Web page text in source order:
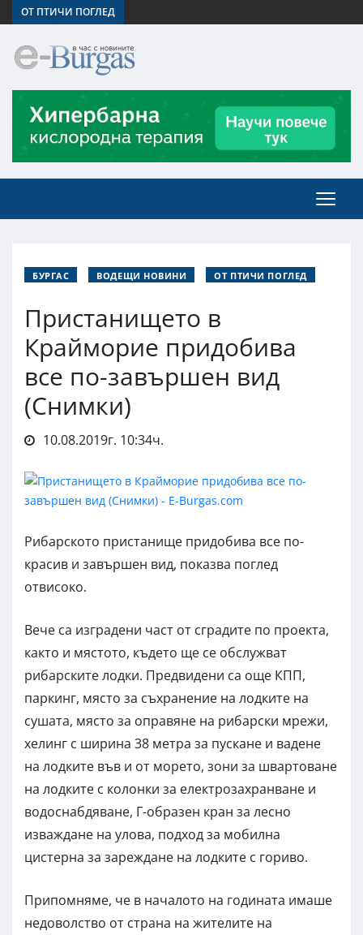
ОТ ПТИЧИ ПОГЛЕД
БУРГАС ВОДЕЩИ НОВИНИ ОТ ПТИЧИ ПОГЛЕД
Пристанището в
Крайморие придобива
все по-завършен вид
(Снимки)
10.08.2019г. 10:34ч.
Рибарското пристанище придобива все по-
красив и завършен вид, показва поглед
отвисоко.
Вече са изградени част от сградите по проекта,
както и мястото, където ще се обслужват
рибарските лодки. Предвидени са още КПП,
паркинг, място за съхранение на лодките на
сушата, място за оправяне на рибарски мрежи,
хелинг с ширина 38 метра за пускане и вадене
на лодките във и от морето, зони за швартоване
на лодките с колонки за електрозахранване и
водоснабдяване, Г-образен кран за лесно
изваждане на улова, подход за мобилна
цистерна за зареждане на лодките с гориво.
Припомняме, че в началото на годината имаше
недоволство от страна на жителите на